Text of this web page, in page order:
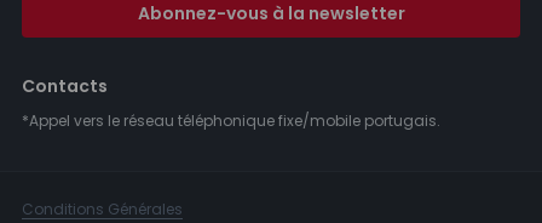
Abonnez-vous à la newsletter
Contacts
*Appel vers le réseau téléphonique fixe/mobile portugais.
Conditions Générales